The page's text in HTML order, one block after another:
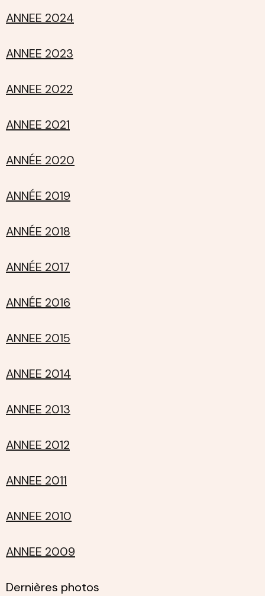
ANNEE 2024
ANNEE 2023
ANNEE 2022
ANNEE 2021
ANNÉE 2020
ANNÉE 2019
ANNÉE 2018
ANNÉE 2017
ANNÉE 2016
ANNEE 2015
ANNEE 2014
ANNEE 2013
ANNEE 2012
ANNEE 2011
ANNEE 2010
ANNEE 2009
Dernières photos